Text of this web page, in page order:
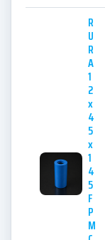
R
U
R
A
1
2
x
4
5
x
1
4
5
F
P
M